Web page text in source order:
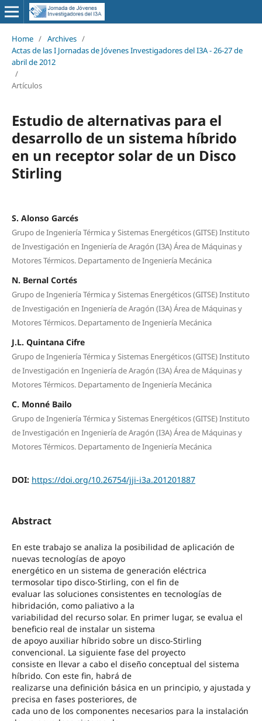
Home / Archives /
Actas de las I Jornadas de Jóvenes Investigadores del I3A - 26‐27 de
abril de 2012
/
Artículos
Estudio de alternativas para el
desarrollo de un sistema híbrido
en un receptor solar de un Disco
Stirling
S. Alonso Garcés
Grupo de Ingeniería Térmica y Sistemas Energéticos (GITSE) Instituto
de Investigación en Ingeniería de Aragón (I3A) Área de Máquinas y
Motores Térmicos. Departamento de Ingeniería Mecánica
N. Bernal Cortés
Grupo de Ingeniería Térmica y Sistemas Energéticos (GITSE) Instituto
de Investigación en Ingeniería de Aragón (I3A) Área de Máquinas y
Motores Térmicos. Departamento de Ingeniería Mecánica
J.L. Quintana Cifre
Grupo de Ingeniería Térmica y Sistemas Energéticos (GITSE) Instituto
de Investigación en Ingeniería de Aragón (I3A) Área de Máquinas y
Motores Térmicos. Departamento de Ingeniería Mecánica
C. Monné Bailo
Grupo de Ingeniería Térmica y Sistemas Energéticos (GITSE) Instituto
de Investigación en Ingeniería de Aragón (I3A) Área de Máquinas y
Motores Térmicos. Departamento de Ingeniería Mecánica
DOI: https://doi.org/10.26754/jji-i3a.201201887
Abstract
En este trabajo se analiza la posibilidad de aplicación de
nuevas tecnologías de apoyo
energético en un sistema de generación eléctrica
termosolar tipo disco‐Stirling, con el fin de
evaluar las soluciones consistentes en tecnologías de
hibridación, como paliativo a la
variabilidad del recurso solar. En primer lugar, se evalua el
beneficio real de instalar un sistema
de apoyo auxiliar híbrido sobre un disco‐Stirling
convencional. La siguiente fase del proyecto
consiste en llevar a cabo el diseño conceptual del sistema
híbrido. Con este fin, habrá de
realizarse una definición básica en un principio, y ajustada y
precisa en fases posteriores, de
cada uno de los componentes necesarios para la instalación